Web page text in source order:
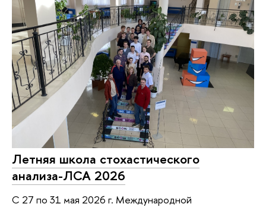
Летняя школа стохастического
анализа-ЛСА 2026
С 27 по 31 мая 2026 г. Международной